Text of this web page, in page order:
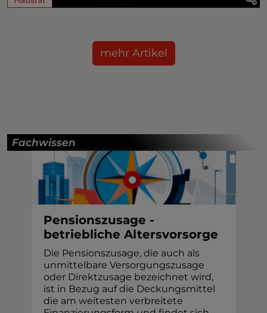
mehr Artikel
Fachwissen
Pensionszusage -
betriebliche Altersvorsorge
Die Pensionszusage, die auch als
unmittelbare Versorgungszusage
oder Direktzusage bezeichnet wird,
ist in Bezug auf die Deckungsmittel
die am weitesten verbreitete